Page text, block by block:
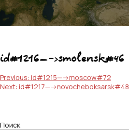
id#1216—->smolensk#46
Навигация
по
Previous: id#1215—->moscow#72
Next: id#1217—->novocheboksarsk#48
Поиск